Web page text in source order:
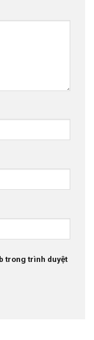
trong trình duyệt